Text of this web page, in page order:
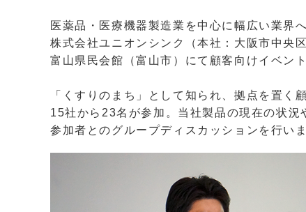
医薬品・医療機器製造業を中心に幅広い業界
株式会社ユニオンシンク（本社：大阪市中央
富山県民会館（富山市）にて顧客向けイベン
「くすりのまち」として知られ、拠点を置
15社から23名が参加。当社製品の現在の状況
参加者とのグループディスカッションを行い